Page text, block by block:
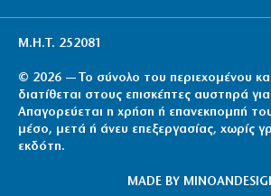
Μ.Η.Τ. 252081
© 2026 — Το σύνολο του περιεχομένου
διατίθεται στους επισκέπτες αυστηρά
Απαγορεύεται η χρήση ή επανεκπομπή
μέσο, μετά ή άνευ επεξεργασίας, χωρίς
εκδότη.
MADE BY